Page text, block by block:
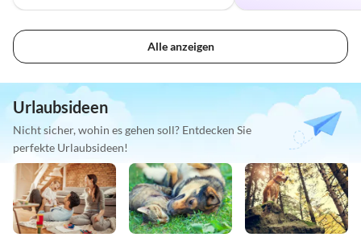
Alle anzeigen
Urlaubsideen
Nicht sicher, wohin es gehen soll? Entdecken Sie
perfekte Urlaubsideen!